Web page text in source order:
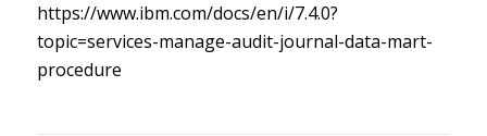
https://www.ibm.com/docs/en/i/7.4.0?
topic=services-manage-audit-journal-data-mart-
procedure